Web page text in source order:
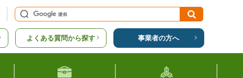
よくある質問から探す 事業者の方へ